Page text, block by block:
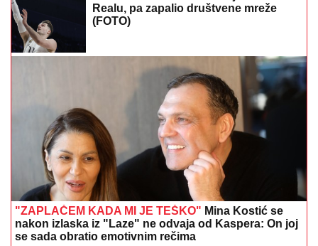
Uzbuna u Srbiji, buktinje se šire nezaustavljivo! Požar
izbio na još dve lokacije, vatrogasci u lavovskoj borbi
sa vatrom
MNOGE OD OVIH PESAMA
OBOŽAVATEOvo je 10 numera koje je
Dino Merlin obradio od stranih
izvođača - ostaćete u čudu kad vidite
"RAZOČARALA SAM SE, MNOGI SU
NESTALI NAKON SAŠINE SMRTI"
Suzana Jovanović otkrila da su je
zaboravili ljudi sa estrade: "Plaše se"